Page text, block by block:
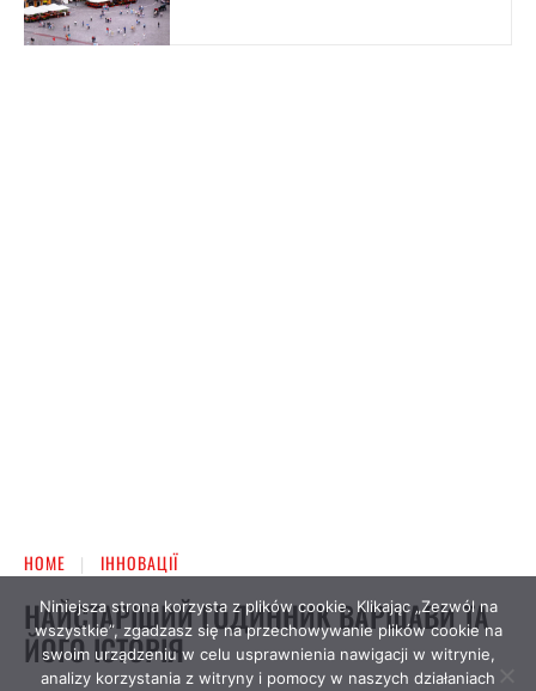
Niniejsza strona korzysta z plików cookie. Klikając „Zezwól na
wszystkie”, zgadzasz się na przechowywanie plików cookie na
swoim urządzeniu w celu usprawnienia nawigacji w witrynie,
analizy korzystania z witryny i pomocy w naszych działaniach